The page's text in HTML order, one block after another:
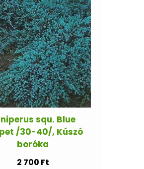
squ. Blue
/30-40/, Kúszó
boróka
2 700 Ft